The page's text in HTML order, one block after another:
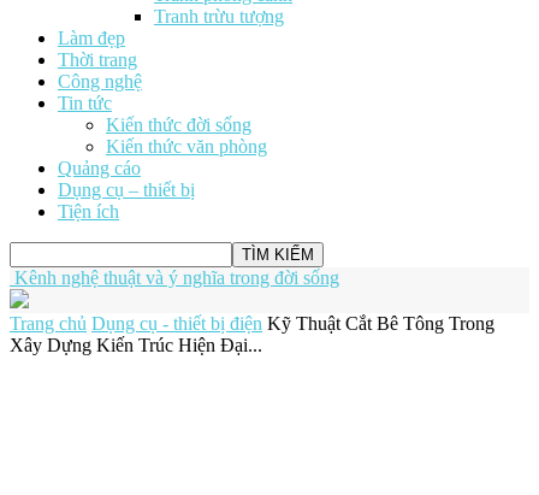
Tranh trừu tượng
Làm đẹp
Thời trang
Công nghệ
Tin tức
Kiến thức đời sống
Kiến thức văn phòng
Quảng cáo
Dụng cụ – thiết bị
Tiện ích
Kênh nghệ thuật và ý nghĩa trong đời sống
Trang chủ Dụng cụ - thiết bị điện Kỹ Thuật Cắt Bê Tông Trong
Xây Dựng Kiến Trúc Hiện Đại...